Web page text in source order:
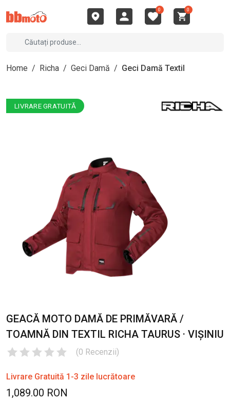
0 0
Home / Richa / Geci Damă / Geci Damă Textil
LIVRARE GRATUITĂ
GEACĂ MOTO DAMĂ DE PRIMĂVARĂ /
TOAMNĂ DIN TEXTIL RICHA TAURUS · VIȘINIU
(0 Recenzii)
Livrare Gratuită 1-3 zile lucrătoare
1,089.00 RON